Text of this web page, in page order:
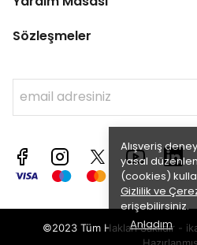
Alışveriş
yasal
(cookies)
Gizlilik ve
erişebilirsiniz.
Anladım
Sözleşmeler
©2023 Tüm Hakları Saklıdır -